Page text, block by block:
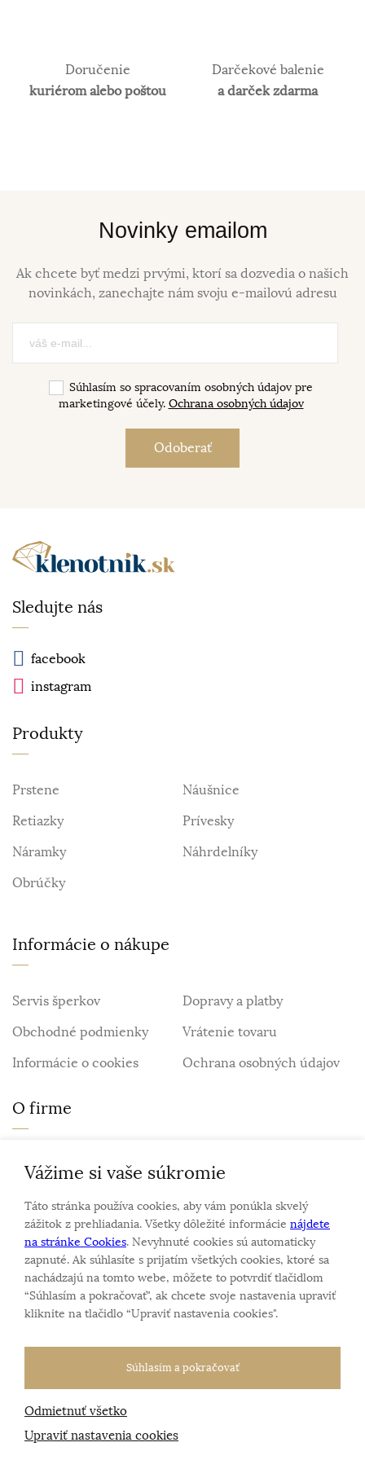
Doručenie
kuriérom alebo poštou
Darčekové balenie
a darček zdarma
Novinky emailom
Ak chcete byť medzi prvými, ktorí sa dozvedia o našich
novinkách, zanechajte nám svoju e-mailovú adresu
Súhlasím so spracovaním osobných údajov pre
marketingové účely. Ochrana osobných údajov
Sledujte nás
facebook
instagram
Produkty
Prstene
Náušnice
Retiazky
Prívesky
Náramky
Náhrdelníky
Obrúčky
Informácie o nákupe
Servis šperkov
Dopravy a platby
Obchodné podmienky
Vrátenie tovaru
Informácie o cookies
Ochrana osobných údajov
O firme
Personalizovaný šperk
O nás
Sme rodinná firma a zameriavame sa na predaj hodiniek
a šperkov od roku 1994.
Pozrite sa na naše ďaľšie web stránky.
Všetky práva vyhradené
Tvorba e-shopovodBlueweb s.r.o.
Vážime si vaše súkromie
Táto stránka používa cookies, aby vám ponúkla skvelý
zážitok z prehliadania. Všetky dôležité informácie nájdete
na stránke Cookies. Nevyhnuté cookies sú automaticky
zapnuté. Ak súhlasíte s prijatím všetkých cookies, ktoré sa
nachádzajú na tomto webe, môžete to potvrdiť tlačidlom
“Súhlasím a pokračovať", ak chcete svoje nastavenia upraviť
kliknite na tlačidlo “Upraviť nastavenia cookies".
Súhlasím a pokračovať
Odmietnuť všetko
Upraviť nastavenia cookies